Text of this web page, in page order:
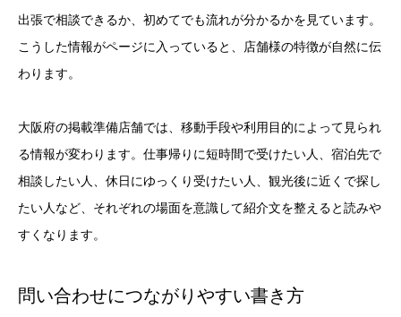
出張で相談できるか、初めてでも流れが分かるかを見ています。
こうした情報がページに入っていると、店舗様の特徴が自然に伝
わります。
大阪府の掲載準備店舗では、移動手段や利用目的によって見られ
る情報が変わります。仕事帰りに短時間で受けたい人、宿泊先で
相談したい人、休日にゆっくり受けたい人、観光後に近くで探し
たい人など、それぞれの場面を意識して紹介文を整えると読みや
すくなります。
問い合わせにつながりやすい書き方